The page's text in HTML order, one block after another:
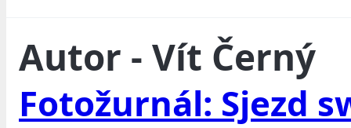
Autor - Vít Černý
Fotožurnál: Sjezd